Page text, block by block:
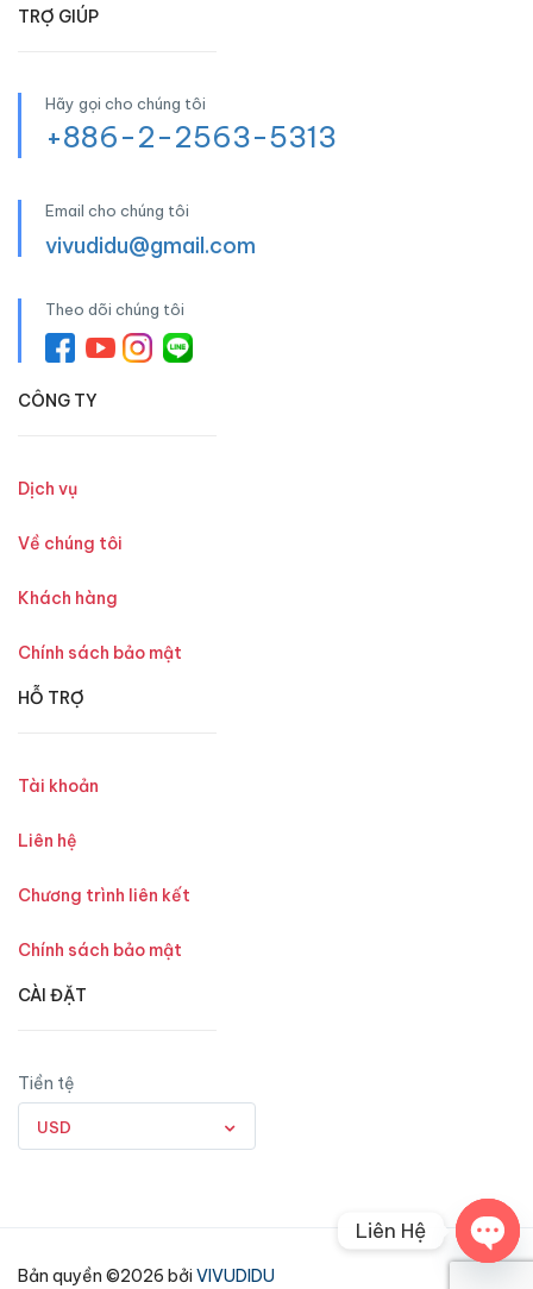
TRỢ GIÚP
Hãy gọi cho chúng tôi
+886-2-2563-5313
Email cho chúng tôi
vivudidu@gmail.com
Theo dõi chúng tôi
CÔNG TY
Dịch vụ
Về chúng tôi
Khách hàng
Chính sách bảo mật
HỖ TRỢ
Tài khoản
Liên hệ
Chương trình liên kết
Chính sách bảo mật
CÀI ĐẶT
Tiền tệ
USD
Bản quyền ©2026 bởi VIVUDIDU
Liên Hệ